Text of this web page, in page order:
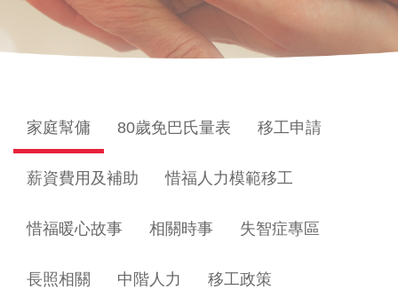
家庭幫傭 80歲免巴氏量表 移工申請
薪資費用及補助 惜福人力模範移工
惜福暖心故事 相關時事 失智症專區
長照相關 中階人力 移工政策